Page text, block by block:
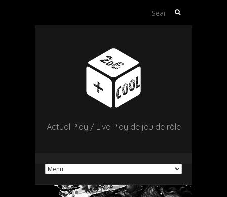
Search
Actual Play / Live Play de jeu de rôle